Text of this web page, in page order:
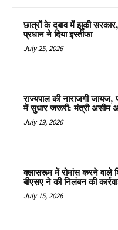
छात्रों के दबाव में झुकी सरकार,
प्रधान ने दिया इस्तीफा
July 25, 2026
राज्यपाल की नाराजगी जायज,
में सुधार जरूरी: मंत्री असीम
July 19, 2026
क्लासरूम में रोमांस करने वाले
बीएसए ने की निलंबन की
July 15, 2026